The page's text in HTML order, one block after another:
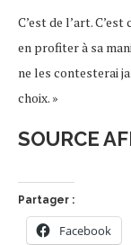
C’est de l’art.
en profiter à sa
ne les contesterai
choix. »
SOURCE
Partager :
Facebook